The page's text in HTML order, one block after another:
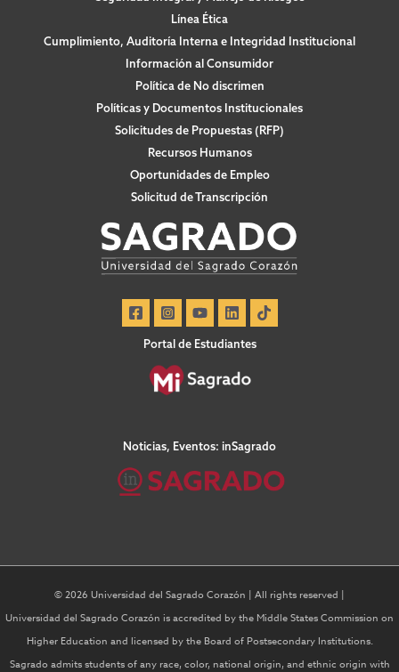
Línea Ética
Cumplimiento, Auditoría Interna e Integridad Institucional
Información al Consumidor
Política de No discrimen
Políticas y Documentos Institucionales
Solicitudes de Propuestas (RFP)
Recursos Humanos
Oportunidades de Empleo
Solicitud de Transcripción
Portal de Estudiantes
Noticias, Eventos: inSagrado
© 2026 Universidad del Sagrado Corazón | All rights reserved |
Universidad del Sagrado Corazón is accredited by the Middle States Commission on
Higher Education and licensed by the Board of Postsecondary Institutions.
Sagrado admits students of any race, color, national origin, and ethnic origin with